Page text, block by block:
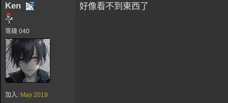
Ken
等級 040
加入: May 2019
好像看不到東西了